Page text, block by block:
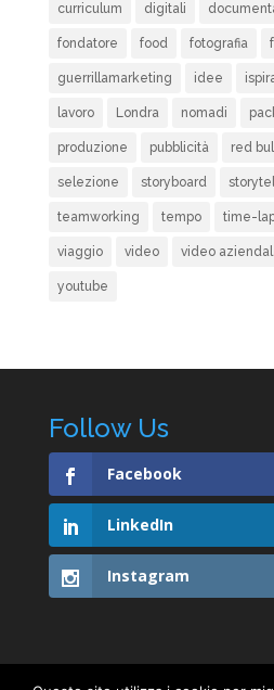
curriculum digitali
fondatore food fotografia
guerrillamarketing idee
lavoro Londra nomadi
produzione pubblicità red
selezione storyboard
teamworking tempo time-
viaggio video video
youtube
Follow Us
Facebook
LinkedIn
Instagram